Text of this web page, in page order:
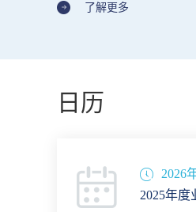
格列艾汀以及GVC的精准诊
了解更多
日历
2026
2025年度